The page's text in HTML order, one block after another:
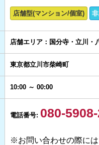
店舗型(マンション/個室)
店舗エリア：国分寺・立川・
東京都立川市柴崎町
10:00 ～ 00:00
電話番号: 080-
※お問い合わせの際に